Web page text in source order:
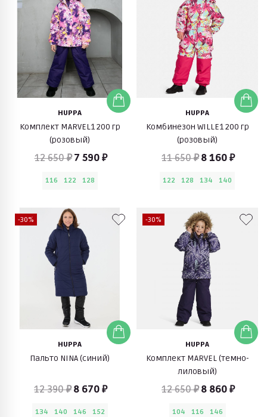
HUPPA
Комплект MARVEL1 200 гр
(розовый)
12 650 ₽ 7 590 ₽
116 122 128
HUPPA
Комбинезон WILLE1 200 гр
(розовый)
11 650 ₽ 8 160 ₽
122 128 134 140
-30%
HUPPA
Пальто NINA (синий)
12 390 ₽ 8 670 ₽
134 140 146 152
-30%
HUPPA
Комплект MARVEL (темно-
лиловый)
12 650 ₽ 8 860 ₽
104 116 146